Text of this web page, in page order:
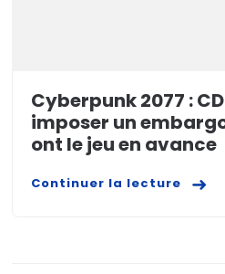
Cyberpunk 2077 :
imposer un
ont le jeu en avance
Continuer la lecture